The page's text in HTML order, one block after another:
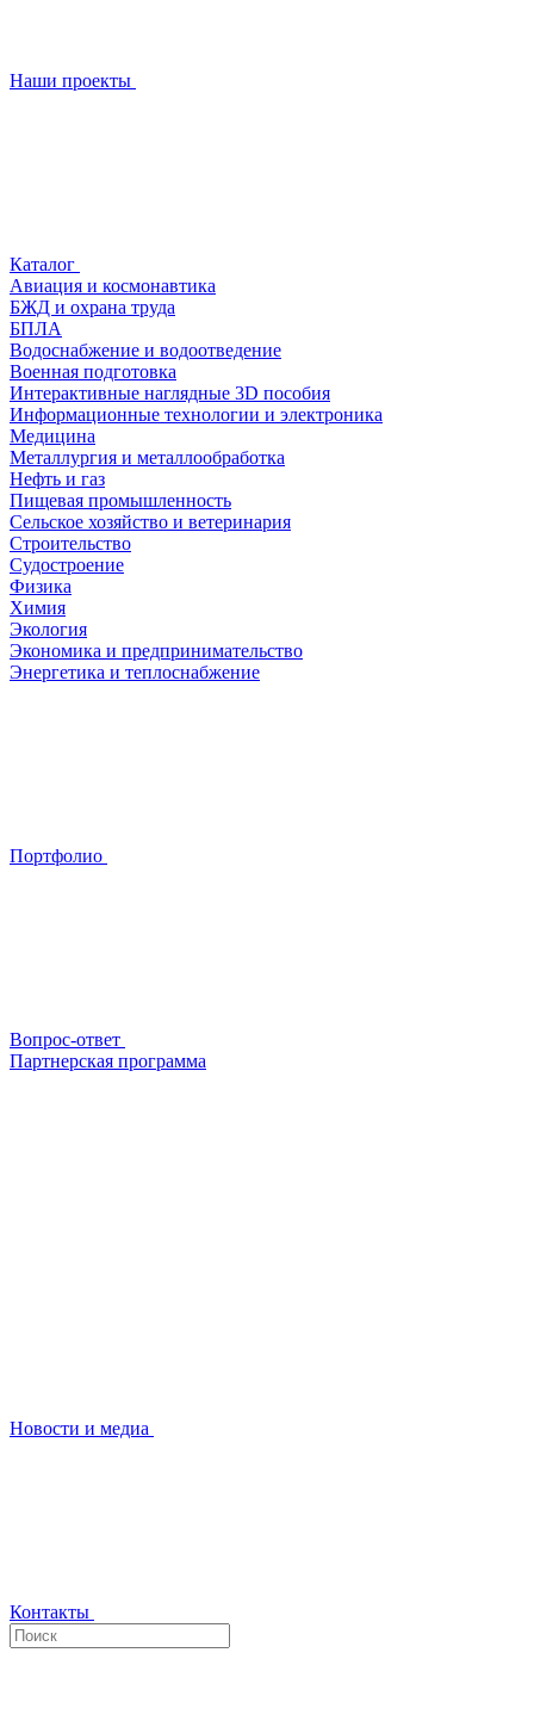
Наши проекты
Каталог
Авиация и космонавтика
БЖД и охрана труда
БПЛА
Водоснабжение и водоотведение
Военная подготовка
Интерактивные наглядные 3D пособия
Информационные технологии и электроника
Медицина
Металлургия и металлообработка
Нефть и газ
Пищевая промышленность
Сельское хозяйство и ветеринария
Строительство
Судостроение
Физика
Химия
Экология
Экономика и предпринимательство
Энергетика и теплоснабжение
Портфолио
Вопрос-ответ
Партнерская программа
Новости и медиа
Контакты